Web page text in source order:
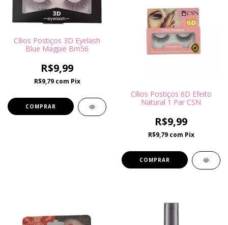
Cílios Postiços 3D Eyelash
Blue Magpie Bm56
R$9,99
R$9,79 com Pix
Cílios Postiços 6D Efeito
Natural 1 Par CSN
R$9,99
R$9,79 com Pix